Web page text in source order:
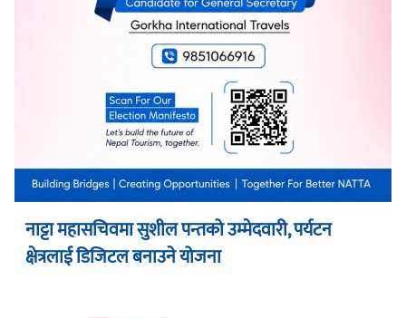
नाट्टा महासचिवमा सुशील पन्तको उम्मेदवारी, पर्यटन
क्षेत्रलाई डिजिटल बनाउने योजना